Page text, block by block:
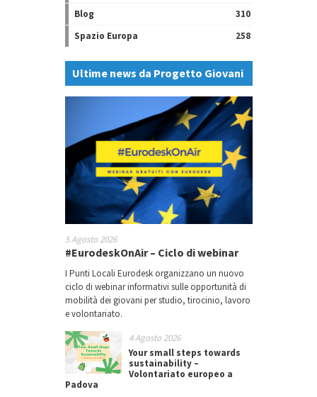
Blog
310
Spazio Europa
258
Ultime news da Progetto Giovani
5 Agosto 2026
#EurodeskOnAir – Ciclo di webinar
I Punti Locali Eurodesk organizzano un nuovo
ciclo di webinar informativi sulle opportunità di
mobilità dei giovani per studio, tirocinio, lavoro
e volontariato.
4 Agosto 2026
Your small steps towards
sustainability –
Volontariato europeo a
Padova